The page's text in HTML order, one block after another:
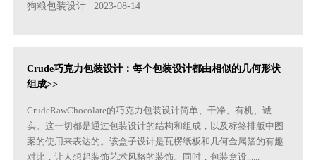
狗粮包装设计 | 2023-08-14
Crude巧克力包装设计：每个包装设计都由相似的几何形状
组成>>
CrudeRawChocolate的巧克力包装设计简单、干净、有机、诚
实。这一切都是通过包装设计的结构和组成，以及标签排版中图
案的使用来表达的。该盒子设计是瓦楞纸板和几何金属箔的有趣
对比，让人想起装饰艺术风格的装饰。同时，包装盒设......